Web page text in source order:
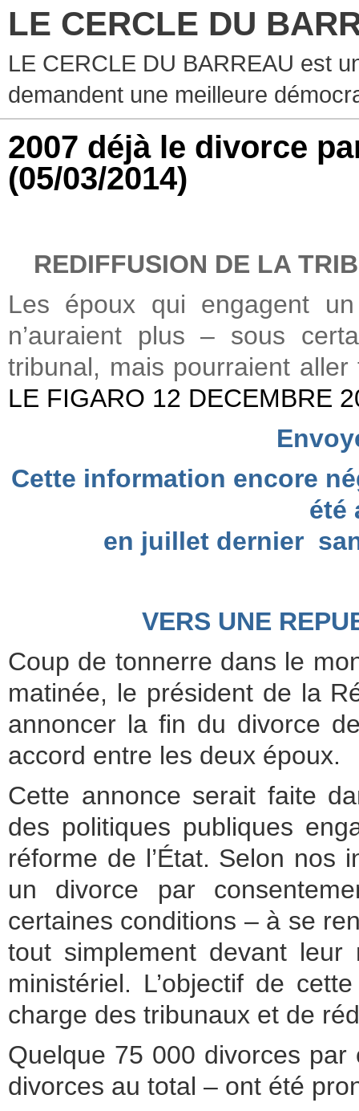
LE CERCLE DU
LE CERCLE DU BARREAU est
demandent une meilleure
2007 déjà le divorce
(05/03/2014)
REDIFFUSION DE LA
Les époux qui engagent
n’auraient plus – sous
tribunal, mais pourraient
LE FIGARO 12 DECEMBRE
Cette information encore
été
en juillet dernier
VERS UNE
Coup de tonnerre dans le
matinée, le président de la
annoncer la fin du divorce
accord entre les deux époux.
Cette annonce serait faite
des politiques publiques
réforme de l’État. Selon nos
un divorce par
certaines conditions – à se
tout simplement devant
ministériel. L’objectif de
charge des tribunaux et de
Quelque 75 000 divorces
divorces au total – ont été